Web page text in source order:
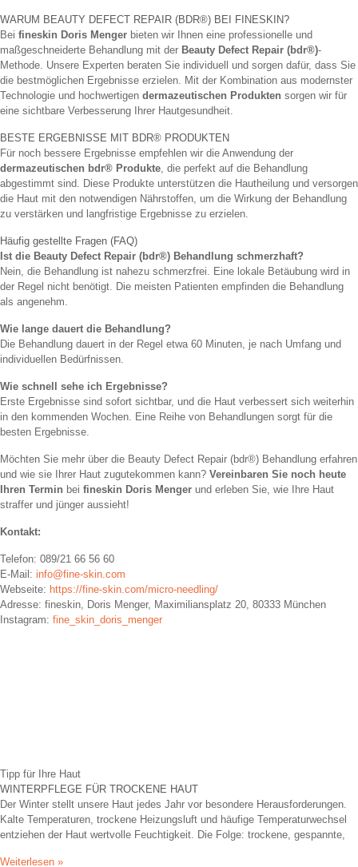
WARUM BEAUTY DEFECT REPAIR (BDR®) BEI FINESKIN?
Bei fineskin Doris Menger bieten wir Ihnen eine professionelle und
maßgeschneiderte Behandlung mit der Beauty Defect Repair (bdr®)-
Methode. Unsere Experten beraten Sie individuell und sorgen dafür, dass Sie
die bestmöglichen Ergebnisse erzielen. Mit der Kombination aus modernster
Technologie und hochwertigen dermazeutischen Produkten sorgen wir für
eine sichtbare Verbesserung Ihrer Hautgesundheit.
BESTE ERGEBNISSE MIT BDR® PRODUKTEN
Für noch bessere Ergebnisse empfehlen wir die Anwendung der
dermazeutischen bdr® Produkte, die perfekt auf die Behandlung
abgestimmt sind. Diese Produkte unterstützen die Hautheilung und versorgen
die Haut mit den notwendigen Nährstoffen, um die Wirkung der Behandlung
zu verstärken und langfristige Ergebnisse zu erzielen.
Häufig gestellte Fragen (FAQ)
Ist die Beauty Defect Repair (bdr®) Behandlung schmerzhaft?
Nein, die Behandlung ist nahezu schmerzfrei. Eine lokale Betäubung wird in
der Regel nicht benötigt. Die meisten Patienten empfinden die Behandlung
als angenehm.
Wie lange dauert die Behandlung?
Die Behandlung dauert in der Regel etwa 60 Minuten, je nach Umfang und
individuellen Bedürfnissen.
Wie schnell sehe ich Ergebnisse?
Erste Ergebnisse sind sofort sichtbar, und die Haut verbessert sich weiterhin
in den kommenden Wochen. Eine Reihe von Behandlungen sorgt für die
besten Ergebnisse.
Möchten Sie mehr über die Beauty Defect Repair (bdr®) Behandlung erfahren
und wie sie Ihrer Haut zugutekommen kann? Vereinbaren Sie noch heute
Ihren Termin bei fineskin Doris Menger und erleben Sie, wie Ihre Haut
straffer und jünger aussieht!
Kontakt:
Telefon: 089/21 66 56 60
E-Mail: info@fine-skin.com
Webseite: https://fine-skin.com/micro-needling/
Adresse: fineskin, Doris Menger, Maximiliansplatz 20, 80333 München
Instagram: fine_skin_doris_menger
Tipp für Ihre Haut
WINTERPFLEGE FÜR TROCKENE HAUT
Der Winter stellt unsere Haut jedes Jahr vor besondere Herausforderungen.
Kalte Temperaturen, trockene Heizungsluft und häufige Temperaturwechsel
entziehen der Haut wertvolle Feuchtigkeit. Die Folge: trockene, gespannte,
Weiterlesen »